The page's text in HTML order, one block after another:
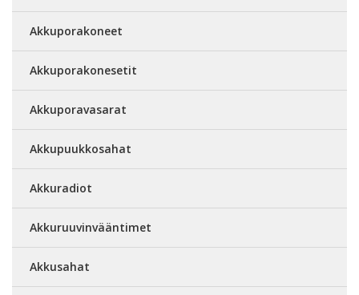
Akkuporakoneet
Akkuporakonesetit
Akkuporavasarat
Akkupuukkosahat
Akkuradiot
Akkuruuvinvääntimet
Akkusahat